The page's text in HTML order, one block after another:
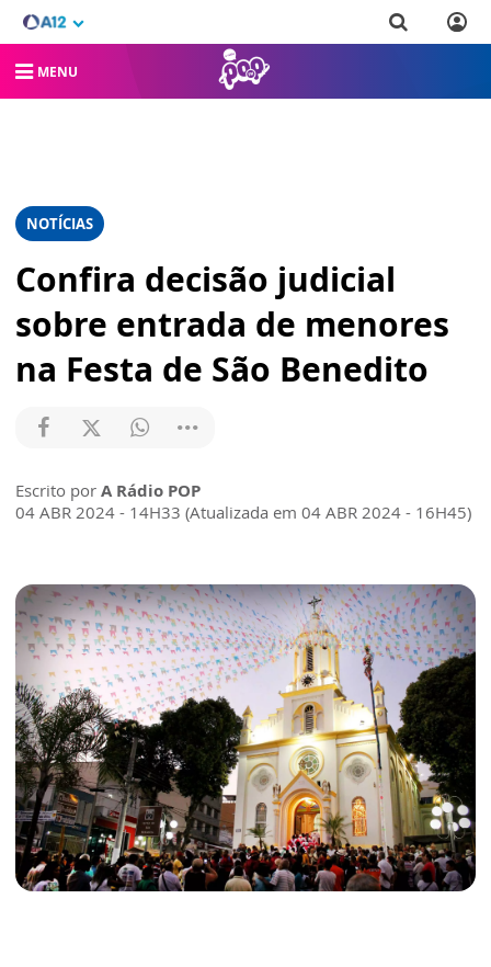
MENU
NOTÍCIAS
Confira decisão judicial
sobre entrada de menores
na Festa de São Benedito
Escrito por A Rádio POP
04 ABR 2024 - 14H33 (Atualizada em 04 ABR 2024 - 16H45)